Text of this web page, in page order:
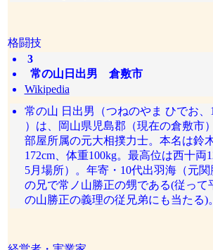
格闘技
3
常の山日出男 倉敷市
Wikipedia
常の山 日出男（つねのやま ひでお、
）は、岡山県児島郡（現在の倉敷市
部屋所属の元大相撲力士。本名は鈴
172cm、体重100kg。最高位は西十両
5月場所）。年寄・10代出羽海（元関
の兄で常ノ山勝正の甥である(従って
の山勝正の義理の従兄弟にも当たる)。